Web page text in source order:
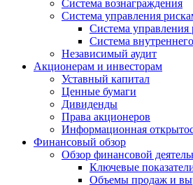
Система вознаграждения
Система управления
Система управления
Система
Независимый аудит
Акционерам и инвесторам
Уставный капитал
Ценные бумаги
Дивиденды
Права акционеров
Информационная
Финансовый обзор
Обзор финансовой
Ключевые
Объемы продаж и